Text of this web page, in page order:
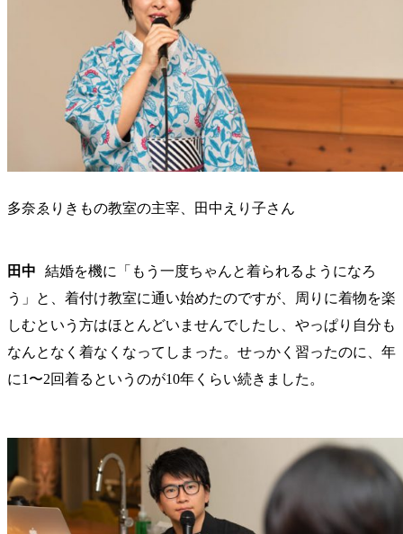
多奈ゑりきもの教室の主宰、田中えり子さん
田中
結婚を機に「もう一度ちゃんと着られるようになろ
う」と、着付け教室に通い始めたのですが、周りに着物を楽
しむという方はほとんどいませんでしたし、やっぱり自分も
なんとなく着なくなってしまった。せっかく習ったのに、年
に1〜2回着るというのが10年くらい続きました。